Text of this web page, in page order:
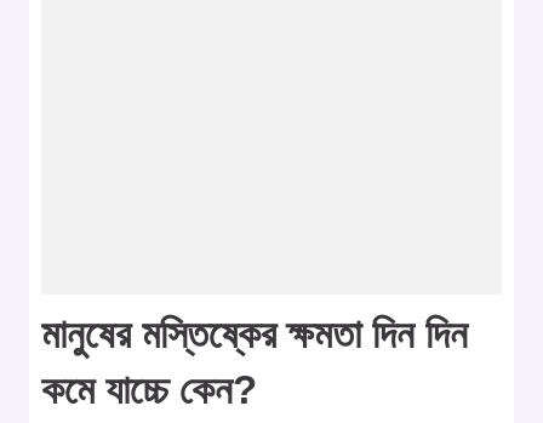
মানুষের মস্তিষ্কের ক্ষমতা দিন দিন
কমে যাচ্চে কেন?